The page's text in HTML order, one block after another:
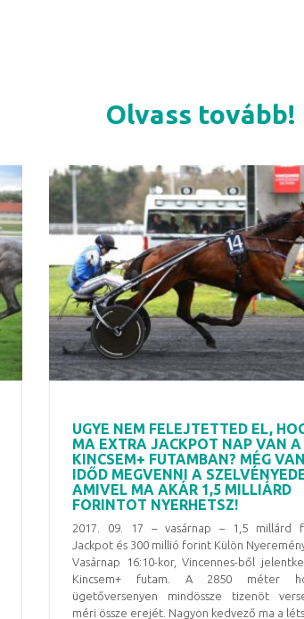
Olvass tovább!
UGYE NEM FELEJTETTED EL,
MA EXTRA JACKPOT NAP VAN A
KINCSEM+ FUTAMBAN? MÉG VAN
IDŐD MEGVENNI A
AMIVEL MA AKÁR 1,5 MILLIÁRD
FORINTOT NYERHETSZ!
2017. 09. 17 – vasárnap – 1,5 millárd
Jackpot és 300 millió forint Külön
Vasárnap 16:10-kor, Vincennes-ből
Kincsem+ futam. A 2850 méter
ügetőversenyen mindössze tizenöt
méri össze erejét. Nagyon kedvező ma a